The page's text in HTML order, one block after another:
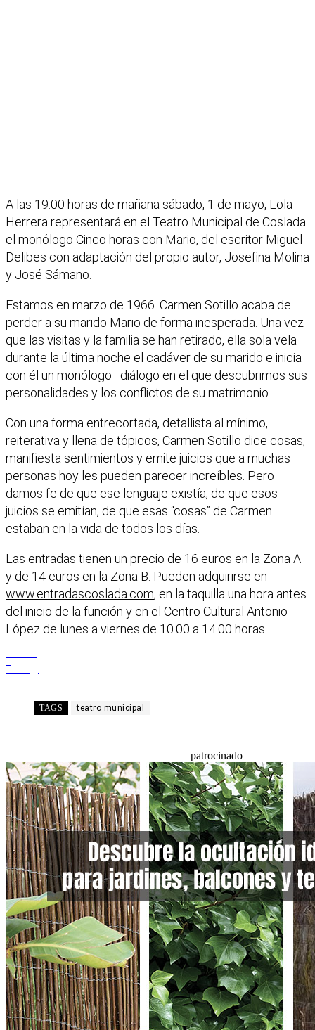
A las 19.00 horas de mañana sábado, 1 de mayo, Lola
Herrera representará en el Teatro Municipal de Coslada
el monólogo Cinco horas con Mario, del escritor Miguel
Delibes con adaptación del propio autor, Josefina Molina
y José Sámano.
Estamos en marzo de 1966. Carmen Sotillo acaba de
perder a su marido Mario de forma inesperada. Una vez
que las visitas y la familia se han retirado, ella sola vela
durante la última noche el cadáver de su marido e inicia
con él un monólogo–diálogo en el que descubrimos sus
personalidades y los conflictos de su matrimonio.
Con una forma entrecortada, detallista al mínimo,
reiterativa y llena de tópicos, Carmen Sotillo dice cosas,
manifiesta sentimientos y emite juicios que a muchas
personas hoy les pueden parecer increíbles. Pero
damos fe de que ese lenguaje existía, de que esos
juicios se emitían, de que esas “cosas” de Carmen
estaban en la vida de todos los días.
Las entradas tienen un precio de 16 euros en la Zona A
y de 14 euros en la Zona B. Pueden adquirirse en
www.entradascoslada.com, en la taquilla una hora antes
del inicio de la función y en el Centro Cultural Antonio
López de lunes a viernes de 10.00 a 14.00 horas.
TAGS teatro municipal
patrocinado